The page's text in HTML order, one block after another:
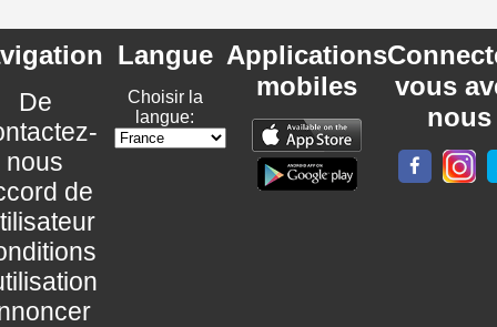
De
nous
de
Langue
Choisir la
langue:
Applications
mobiles
vous
nous